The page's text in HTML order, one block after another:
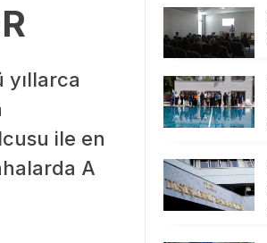
yıllarca
ile en
A